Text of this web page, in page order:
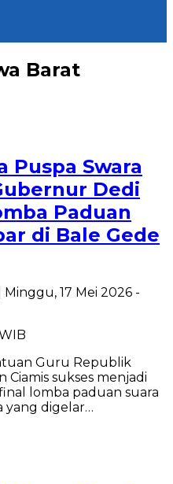
Barat
Puspa Swara
Dedi
Paduan
di Bale Gede
| Minggu, 17 Mei 2026 -
Guru Republik
Ciamis sukses menjadi
lomba paduan suara
yang digelar…